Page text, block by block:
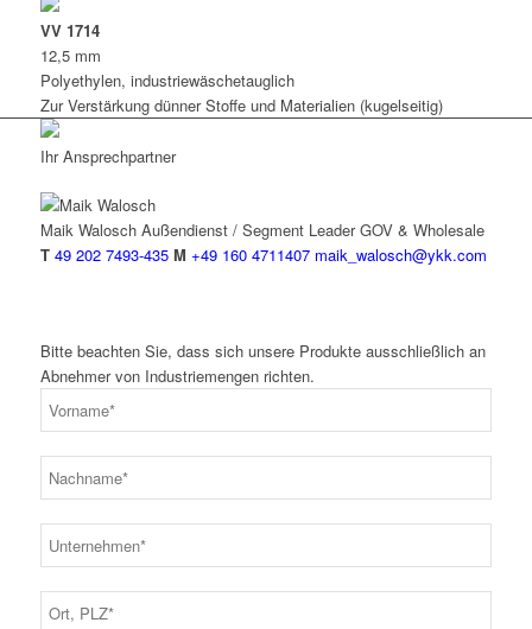
VV 1714
12,5 mm
Polyethylen, industriewäschetauglich
Zur Verstärkung dünner Stoffe und Materialien (kugelseitig)
Ihr Ansprechpartner
Maik Walosch Außendienst / Segment Leader GOV & Wholesale
T 49 202 7493-435 M +49 160 4711407 maik_walosch@ykk.com
Bitte beachten Sie, dass sich unsere Produkte ausschließlich an
Abnehmer von Industriemengen richten.